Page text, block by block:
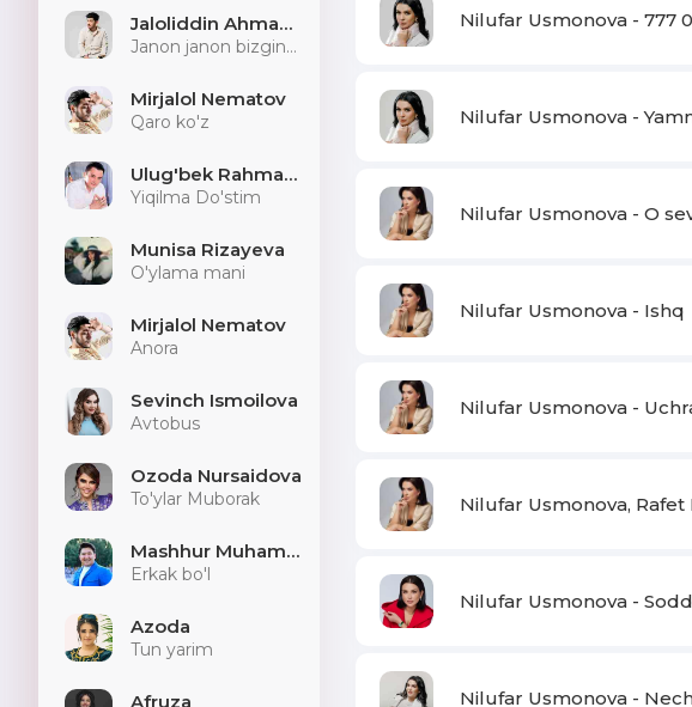
Jaloliddin Ahmadaliyev
Janon janon bizginani sog'indilarmu
Mirjalol Nematov
Qaro ko'z
Ulug'bek Rahmatullayev
Yiqilma Do'stim
Munisa Rizayeva
O'ylama mani
Mirjalol Nematov
Anora
Sevinch Ismoilova
Avtobus
Ozoda Nursaidova
To'ylar Muborak
Mashhur Muhammad
Erkak bo'l
Azoda
Tun yarim
Afruza
Nilufar Usmonova - 777
Nilufar Usmonova -
Nilufar Usmonova - O
Nilufar Usmonova - Ishq
Nilufar Usmonova -
Nilufar Usmonova,
Nilufar Usmonova -
Nilufar Usmonova -